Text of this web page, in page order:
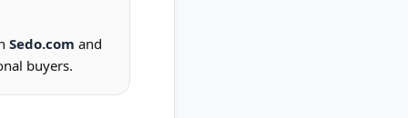
Sedo.com and
buyers.